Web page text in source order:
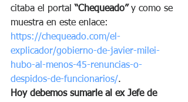
citaba el portal “Chequeado” y como se
muestra en este enlace:
https://chequeado.com/el-
explicador/gobierno-de-javier-milei-
hubo-al-menos-45-renuncias-o-
despidos-de-funcionarios/.
Hoy debemos sumarle al ex Jefe de